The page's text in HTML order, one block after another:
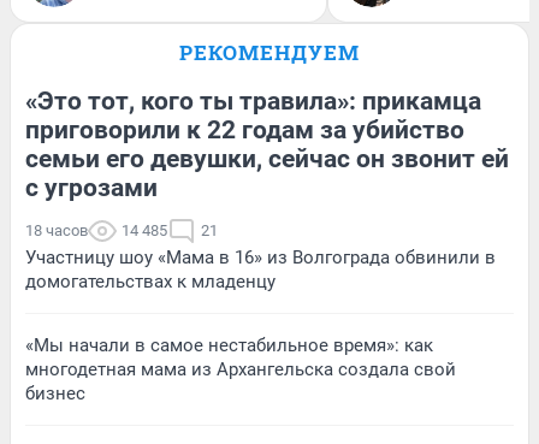
РЕКОМЕНДУЕМ
«Это тот, кого ты травила»: прикамца
приговорили к 22 годам за убийство
семьи его девушки, сейчас он звонит ей
с угрозами
18 часов 14 485 21
Участницу шоу «Мама в 16» из Волгограда обвинили в
домогательствах к младенцу
«Мы начали в самое нестабильное время»: как
многодетная мама из Архангельска создала свой
бизнес